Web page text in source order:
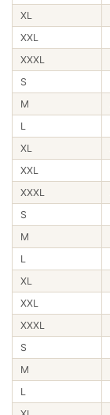
XL
XXL
XXXL
S
M
L
XL
XXL
XXXL
S
M
L
XL
XXL
XXXL
S
M
L